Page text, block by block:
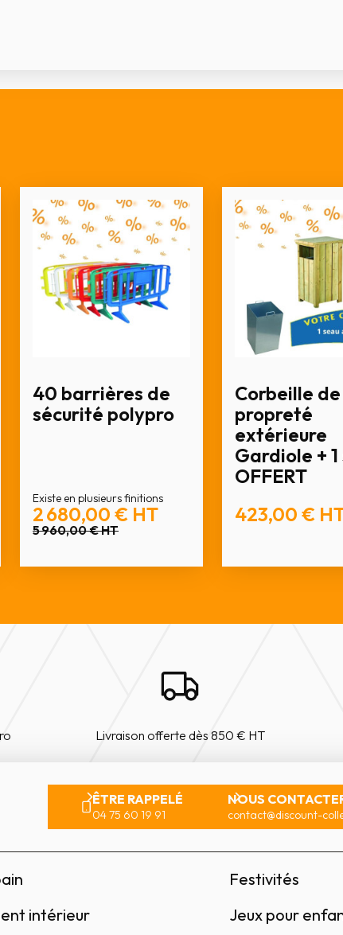
40 barrières de
sécurité polypro
Existe en plusieurs finitions
2 680,00 € HT
5 960,00 €HT
Corbeille de
propreté
extérieure
Gardiole + 1
OFFERT
423,00 €
Livraison offerte dès 850 € HT
ÊTRE RAPPELÉ
04 75 60 19 91
NOUS
contact@discount-
intérieur
Festivités
Jeux pour